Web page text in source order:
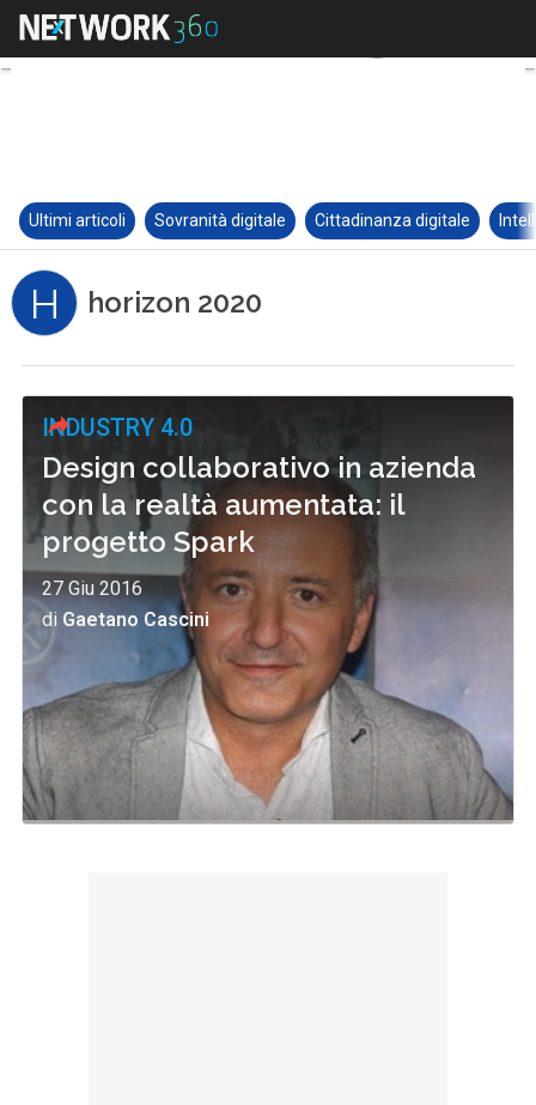
Ultimi articoli Sovranità digitale Cittadinanza digitale
H horizon 2020
INDUSTRY 4.0
Design collaborativo in azienda
con la realtà aumentata: il
progetto Spark
27 Giu 2016
di Gaetano Cascini